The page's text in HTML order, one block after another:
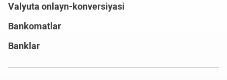
Valyuta onlayn-konversiyasi
Bankomatlar
Banklar